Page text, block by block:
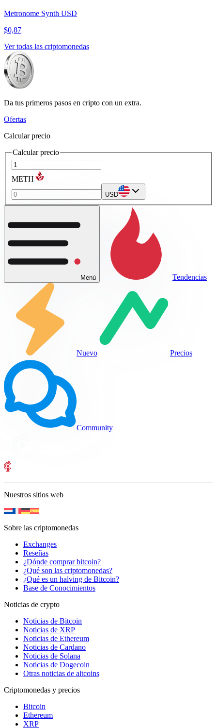
Metronome Synth USD
$0,87
Ver todas las criptomonedas
Da tus primeros pasos en cripto con un extra.
Ofertas
Calcular precio
Calcular precio
METH
USD
Menú Tendencias
Nuevo Precios
Community
Nuestros sitios web
Sobre las criptomonedas
Exchanges
Reseñas
¿Dónde comprar bitcoin?
¿Qué son las criptomonedas?
¿Qué es un halving de Bitcoin?
Base de Conocimientos
Noticias de crypto
Noticias de Bitcoin
Noticias de XRP
Noticias de Ethereum
Noticias de Cardano
Noticias de Solana
Noticias de Dogecoin
Otras noticias de altcoins
Criptomonedas y precios
Bitcoin
Ethereum
XRP